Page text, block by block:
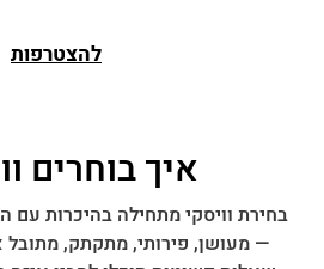
להצטרפות
איך בוחרים
בחירת וויסקי מתחילה בהיכרות
— מעושן, פירותי, מתקתק, מתובל